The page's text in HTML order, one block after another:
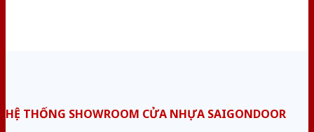
HỆ THỐNG SHOWROOM CỬA NHỰA SAIGONDOOR